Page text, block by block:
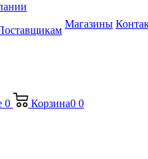
Магазины
0 Корзина0 0